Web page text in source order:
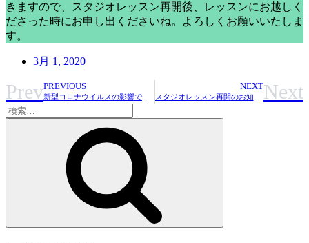
きますので、スタジオレッスン再開後、レッスンにお越しく
ださった時にお申し出くださいね。よろしくお願いいたしま
す。
3月 1, 2020
PrevPREVIOUS
新型コロナウイルスの影響でのスタジオレッスンについて
NEXT
スタジオレッスン再開のお知らせ Next
検
索: